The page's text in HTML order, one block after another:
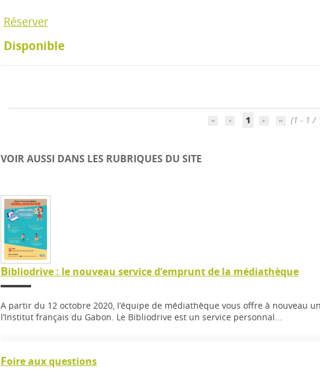
Réserver
Disponible
1 (1 - 1 /
VOIR AUSSI DANS LES RUBRIQUES DU SITE
Bibliodrive : le nouveau service d’emprunt de la médiathèque
A partir du 12 octobre 2020, l’équipe de médiathèque vous offre à nouveau
l’Institut français du Gabon. Le Bibliodrive est un service personnal...
Foire aux questions